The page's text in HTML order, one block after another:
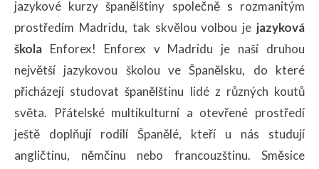
jazykové kurzy španělštiny společně s rozmanitým
prostředím Madridu, tak skvělou volbou je jazyková
škola Enforex! Enforex v Madridu je naší druhou
největší jazykovou školou ve Španělsku, do které
přicházejí studovat španělštinu lidé z různých koutů
světa. Přátelské multikulturní a otevřené prostředí
ještě doplňují rodilí Španělé, kteří u nás studují
angličtinu, němčinu nebo francouzštinu. Směsice